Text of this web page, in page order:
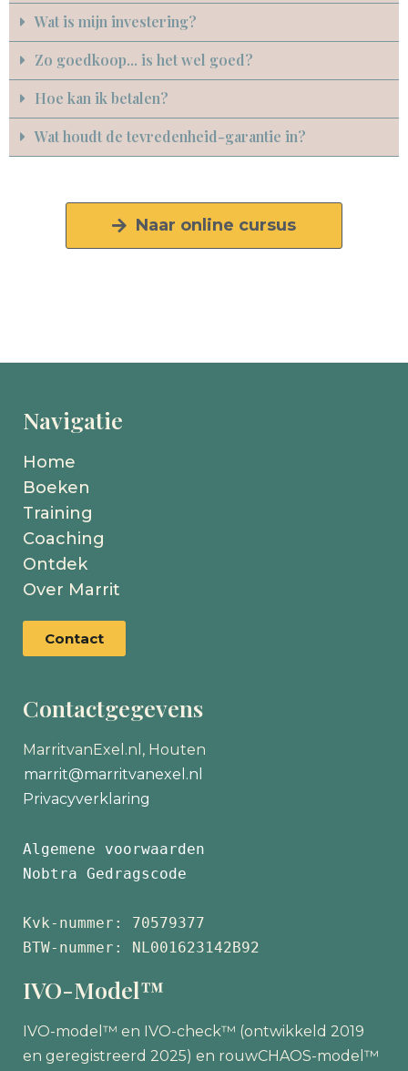
Wat is mijn investering?
Zo goedkoop... is het wel goed?
Hoe kan ik betalen?
Wat houdt de tevredenheid-garantie in?
Naar online cursus
Navigatie
Home
Boeken
Training
Coaching
Ontdek
Over Marrit
Contact
Contactgegevens
MarritvanExel.nl, Houten
marrit@marritvanexel.nl
Privacyverklaring
Algemene voorwaarden
Nobtra Gedragscode
Kvk-nummer: 70579377
BTW-nummer: NL001623142B92
IVO-Model™
IVO-model™ en IVO-check™ (ontwikkeld 2019
en geregistreerd 2025) en rouwCHAOS-model™